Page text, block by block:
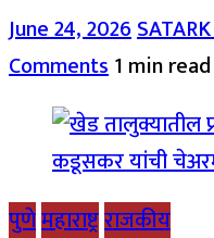
June 24, 2026
Comments1 min read
पुणेमहाराष्ट्रराजकीय